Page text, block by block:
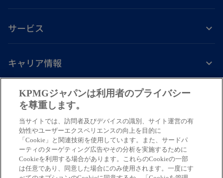
サービス
キャリア情報
し
い
タ
ブ
で
開
新
し
タ
ブ
で
開
し
タ
ブ
で
開
し
タ
ブ
で
開
し
タ
ブ
で
開
免責事項プライバシーポリシー
© 2026 KPMG AZSA LLC, a limited liability audit corporation
incorporated under the Japanese Certified Public Accountants Law and
a member firm of the KPMG global organization of independent member
firms affiliated with KPMG International Limited, a private English
company limited by guarantee. All rights reserved. © 2026 KPMG Tax
KPMGジャパンは利用者のプライバシー
を尊重します。
当サイトでは、訪問者及びデバイスの識別、サイト運営の有
効性やユーザーエクスペリエンスの向上を目的に
「Cookie」と関連技術を使用しています。また、サードパ
ーティのターゲティング広告やその分析を実施するために
Cookieを利用する場合があります。これらのCookieの一部
は任意であり、同意した場合にのみ使用されます。一度にす